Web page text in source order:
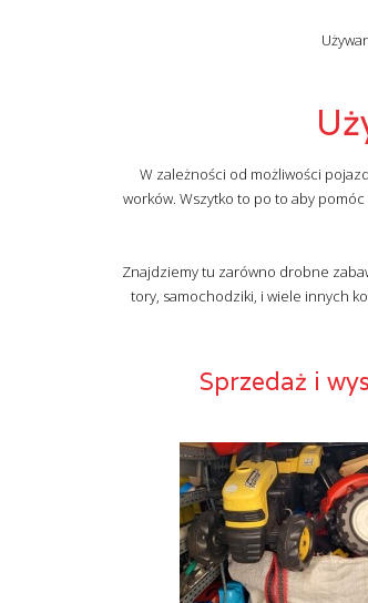
W zależności od możliwości
worków. Wszytko to po to aby
Znajdziemy tu zarówno drobne
tory, samochodziki, i wiele innych
Sprzedaż i